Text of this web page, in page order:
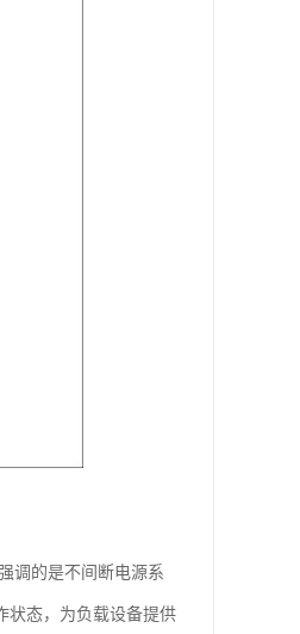
调的是不间断电源系
状态，为负载设备提供